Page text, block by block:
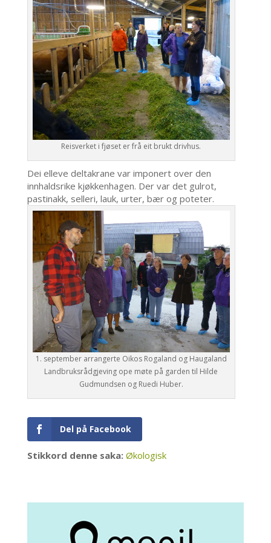
Reisverket i fjøset er frå eit brukt drivhus.
Dei elleve deltakrane var imponert over den
innhaldsrike kjøkkenhagen. Der var det gulrot,
pastinakk, selleri, lauk, urter, bær og poteter.
1. september arrangerte Oikos Rogaland og Haugaland
Landbruksrådgjeving ope møte på garden til Hilde
Gudmundsen og Ruedi Huber.
Del på Facebook
Stikkord denne saka: Økologisk